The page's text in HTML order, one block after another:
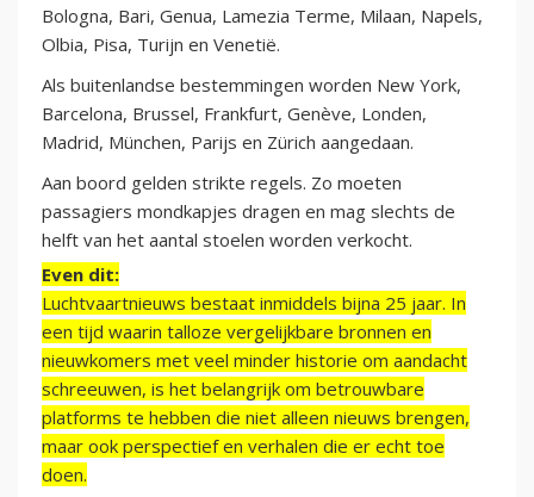
Bologna, Bari, Genua, Lamezia Terme, Milaan, Napels,
Olbia, Pisa, Turijn en Venetië.
Als buitenlandse bestemmingen worden New York,
Barcelona, Brussel, Frankfurt, Genève, Londen,
Madrid, München, Parijs en Zürich aangedaan.
Aan boord gelden strikte regels. Zo moeten
passagiers mondkapjes dragen en mag slechts de
helft van het aantal stoelen worden verkocht.
Even dit:
Luchtvaartnieuws bestaat inmiddels bijna 25 jaar. In
een tijd waarin talloze vergelijkbare bronnen en
nieuwkomers met veel minder historie om aandacht
schreeuwen, is het belangrijk om betrouwbare
platforms te hebben die niet alleen nieuws brengen,
maar ook perspectief en verhalen die er echt toe
doen.